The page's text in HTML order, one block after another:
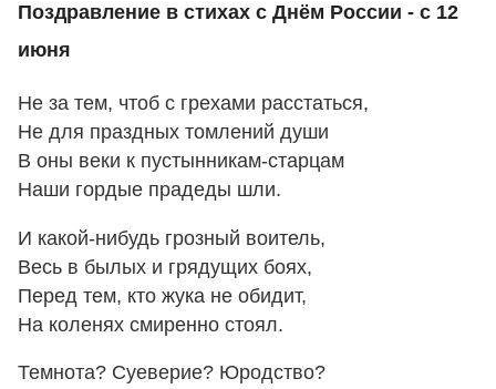
Поздравление в стихах с Днём России - с 12
июня
Не за тем, чтоб с грехами расстаться,
Не для праздных томлений души
В оны веки к пустынникам-старцам
Наши гордые прадеды шли.
И какой-нибудь грозный воитель,
Весь в былых и грядущих боях,
Перед тем, кто жука не обидит,
На коленях смиренно стоял.
Темнота? Суеверие? Юродство?